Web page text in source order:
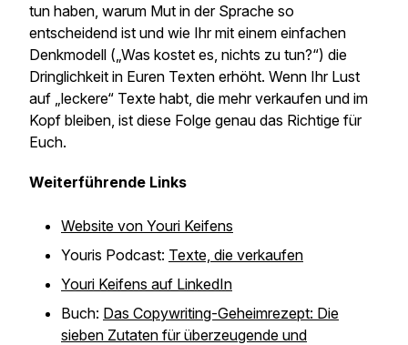
tun haben, warum Mut in der Sprache so
entscheidend ist und wie Ihr mit einem einfachen
Denkmodell („Was kostet es, nichts zu tun?“) die
Dringlichkeit in Euren Texten erhöht. Wenn Ihr Lust
auf „leckere“ Texte habt, die mehr verkaufen und im
Kopf bleiben, ist diese Folge genau das Richtige für
Euch.
Weiterführende Links
Website von Youri Keifens
Youris Podcast: Texte, die verkaufen
Youri Keifens auf LinkedIn
Buch: Das Copywriting-Geheimrezept: Die
sieben Zutaten für überzeugende und